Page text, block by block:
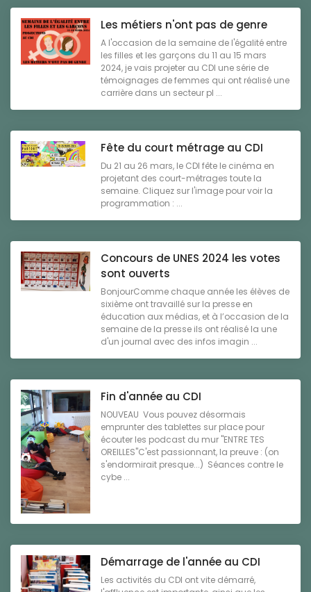
Les métiers n'ont pas de genre
A l'occasion de la semaine de l'égalité entre
les filles et les garçons du 11 au 15 mars
2024, je vais projeter au CDI une série de
témoignages de femmes qui ont réalisé une
carrière dans un secteur pl ...
Fête du court métrage au CDI
Du 21 au 26 mars, le CDI fête le cinéma en
projetant des court-métrages toute la
semaine. Cliquez sur l'image pour voir la
programmation : ...
Concours de UNES 2024 les votes
sont ouverts
BonjourComme chaque année les élèves de
sixième ont travaillé sur la presse en
éducation aux médias, et à l’occasion de la
semaine de la presse ils ont réalisé la une
d'un journal avec des infos imagin ...
Fin d'année au CDI
NOUVEAU Vous pouvez désormais
emprunter des tablettes sur place pour
écouter les podcast du mur "ENTRE TES
OREILLES"C'est passionnant, la preuve : (on
s'endormirait presque...) Séances contre le
cybe ...
Démarrage de l'année au CDI
Les activités du CDI ont vite démarré,